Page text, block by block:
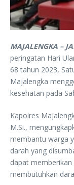
MAJALENGKA –
peringatan Hari
68 tahun 2023,
Majalengka
kesehatan pada
Kapolres
M.Si.,
membantu warga
darah yang
dapat
membutuhkan